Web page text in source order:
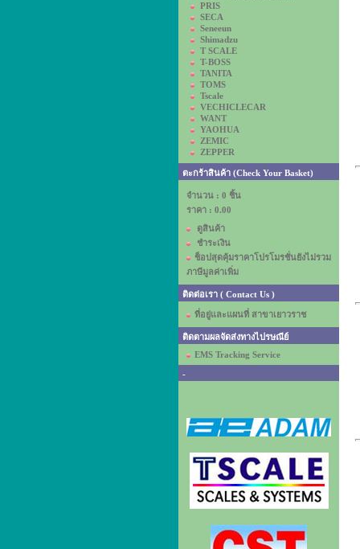
PRIS
SECA
Seneeun
Shimadzu
T SCALE
T-BOSS
TANITA
TOMS
Tscale
VECHICLECAR
WANT
YAOHUA
ZEMIC
ZEPPER
ตะกร้าสินค้า (Check Your Basket)
จำนวน : 0 ชิ้น
ราคา : 0.00
ดูสินค้า
ชำระเงิน
ช็อปสุดคุ้มราคาโปรโมรชั่นยังไม่รวม
ภาษีมูลค่าเพิ่ม
ติดต่อเรา ( Contact Us )
ที่อยู่และแผนที่ สาขาเยาวราช
ติดตามผลจัดส่งทางไปรษณีย์
EMS Tracking Service
-